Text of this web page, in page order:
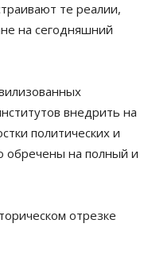
те реалии,
на сегодняшний
внедрить на
политических и
обречены на полный и
отрезке